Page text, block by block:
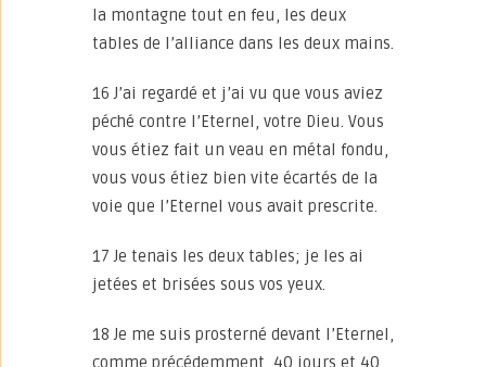
la montagne tout en feu, les deux
tables de l’alliance dans les deux mains.
16 J’ai regardé et j’ai vu que vous aviez
péché contre l’Eternel, votre Dieu. Vous
vous étiez fait un veau en métal fondu,
vous vous étiez bien vite écartés de la
voie que l’Eternel vous avait prescrite.
17 Je tenais les deux tables; je les ai
jetées et brisées sous vos yeux.
18 Je me suis prosterné devant l’Eternel,
comme précédemment, 40 jours et 40